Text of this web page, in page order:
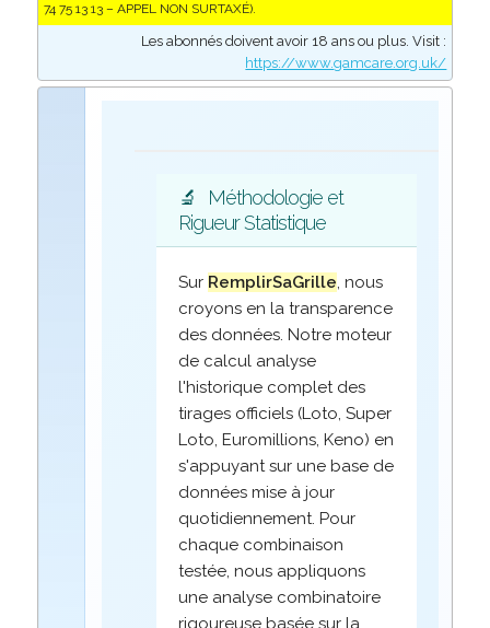
74 75 13 13 – APPEL NON SURTAXÉ).
Les abonnés doivent avoir 18 ans ou plus. Visit :
https://www.gamcare.org.uk/
🔬
Méthodologie et
Rigueur Statistique
Sur RemplirSaGrille, nous
croyons en la transparence
des données. Notre moteur
de calcul analyse
l'historique complet des
tirages officiels (Loto, Super
Loto, Euromillions, Keno) en
s'appuyant sur une base de
données mise à jour
quotidiennement. Pour
chaque combinaison
testée, nous appliquons
une analyse combinatoire
rigoureuse basée sur la